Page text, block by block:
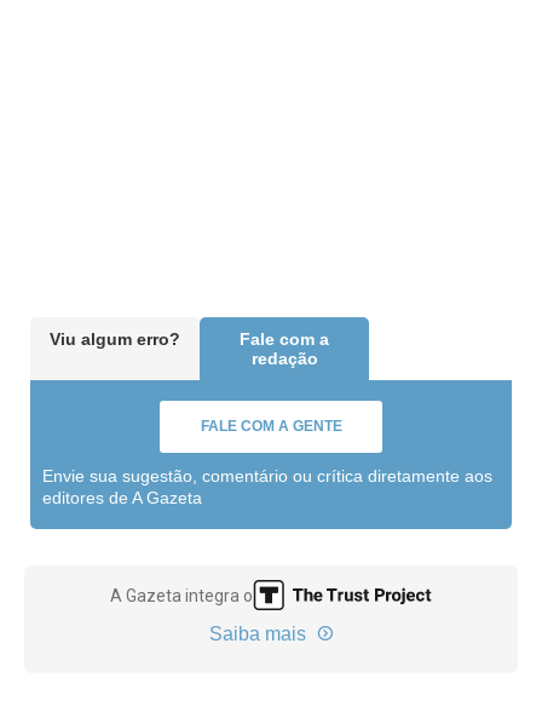
Viu algum erro?
Fale com a
redação
FALE COM A GENTE
Envie sua sugestão, comentário ou crítica diretamente aos
editores de A Gazeta
A Gazeta integra o
Saiba mais